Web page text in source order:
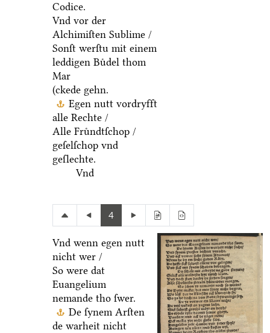
Codice.
Vnd vor der
Alchimiſten Sublime /
Sonſt werſtu mit einem
leddigen Buͤdel thom
Mar
(ckede gehn.
Egen nutt vordryfft
alle Rechte /
Alle Fruͤndtſchop /
geſelſchop vnd
geſlechte.
Vnd
4
Vnd wenn egen nutt
nicht wer /
So were dat
Euangelium
nemande tho ſwer.
De ſynem Arſten
de warheit nicht